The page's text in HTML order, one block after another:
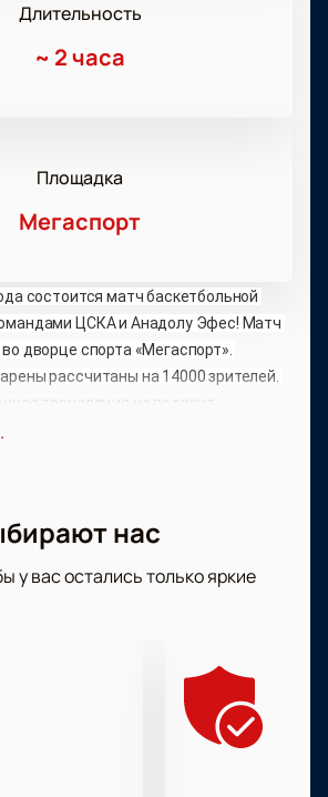
Длительность
~ 2 часа
Площадка
Мегаспорт
состоится матч баскетбольной
ЦСКА и Анадолу Эфес! Матч
дворце спорта «Мегаспорт».
рассчитаны на 14000 зрителей.
трансляция не подарит
диапазон ярких впечатлений от
ценам от эконом до премиум класса!
нас
у вас остались только яркие